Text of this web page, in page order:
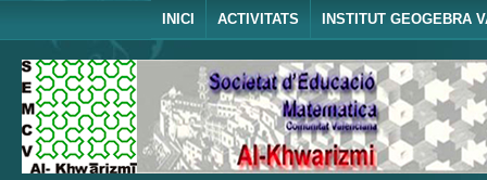
INICI ACTIVITATS INSTITUT GEOGEBRA